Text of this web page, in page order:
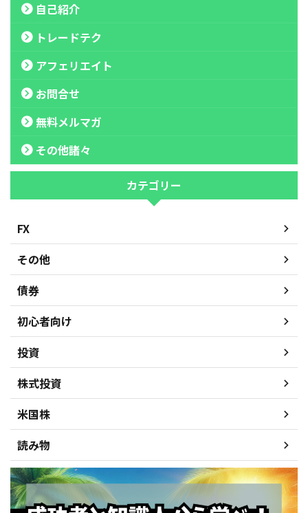
自己紹介
トレードテク
アフェリエイト
お問合せ
無料メルマガ
その他諸々
カテゴリー
FX
その他
債券
初心者向け
投資
株式投資
米国株
読み物